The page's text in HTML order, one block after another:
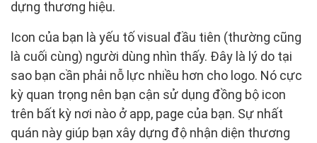
dựng thương hiệu.
Icon của bạn là yếu tố visual đầu tiên (thường cũng
là cuối cùng) người dùng nhìn thấy. Đây là lý do tại
sao bạn cần phải nỗ lực nhiều hơn cho logo. Nó cực
kỳ quan trọng nên bạn cận sử dụng đồng bộ icon
trên bất kỳ nơi nào ở app, page của bạn. Sự nhất
quán này giúp bạn xây dựng độ nhận diện thương